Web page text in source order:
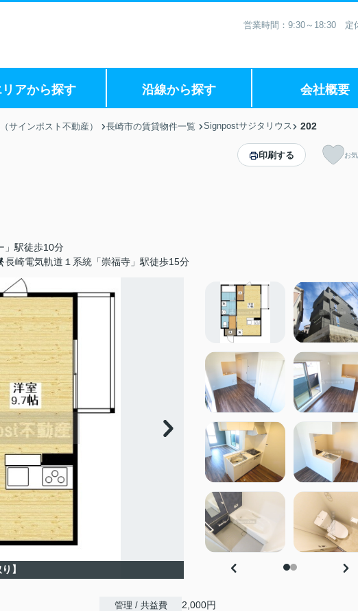
営業時間：9:30～18:30
リアから探す 沿線から探す 会社概要
サインポスト不動産） 長崎市の賃貸物件一覧 Signpostサジタリウス 202
」駅徒歩10分
長崎電気軌道１系統「崇福寺」駅徒歩15分
印刷する お
】
管理 / 共益費 2,000円